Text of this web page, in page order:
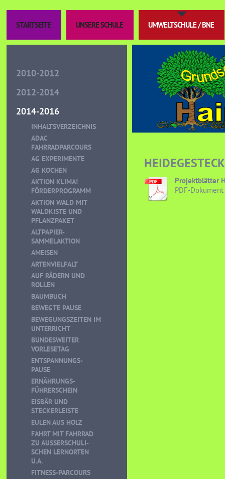
STARTSEITE UNSERE SCHULE UMWELTSCHULE / BNE
2010-2012
2012-2014
2014-2016
INHALTSVERZEICHNIS
ADAC
FAHRRADPARCOURS
AG EXPERIMENTE
AG KOCHEN
AKTION KLIMA!
FÖRDERPROGRAMM
AKTION WALD MIT
WALDKISTE UND
PFLANZPAKET
ALTPAPIER-
SAMMELAKTION
AMEISEN
ARTENVIELFALT
AUF RÄDERN UND
ROLLEN
BAUMBUCH
BEWEGTE PAUSE
BEWEGUNGSZEITEN IM
UNTERRICHT
BUNDESWEITER
VORLESETAG
ENTSPANNUNGS-
PAUSE
ERNÄHRUNGS-
FÜHRERSCHEIN
EISBÄR UND
STECKERLEISTE
EULEN AUS HOLZ
FAHRT MIT FAHRRAD
ZU AUSSERSCHULI-S
CHEN LERNORTEN U
.A.
FITNESS-PARCOURS
Projektblätter
PDF-